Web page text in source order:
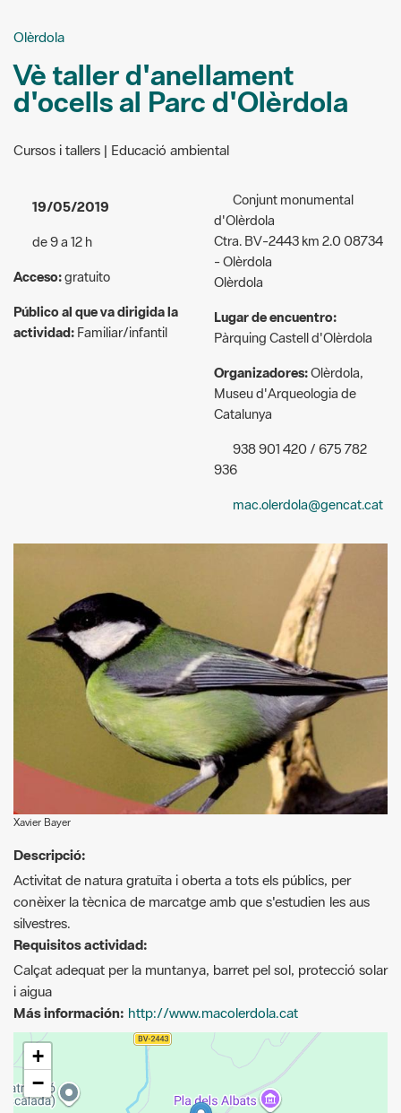
d'ocells al Parc d'Olèrdola
Cursos i tallers | Educació ambiental
19/05/2019
Acceso:gratuito
Público al que va dirigida la
actividad:
Familiar/infantil
d'Olèrdola
- Olèrdola
Olèrdola
Lugar de encuentro:
Pàrquing Castell d'Olèrdola
Organizadores:
Museu d'Arqueologia de
Catalunya
938 901 420 / 675 782
936
mac.olerdola@gencat.cat
Xavier Bayer
Descripció:
Activitat de natura gratuïta i oberta a tots els públics, per
silvestres.
Requisitos actividad:
Calçat adequat per la muntanya, barret pel sol, protecció solar
i aigua
Más información: http://www.macolerdola.cat
+
−